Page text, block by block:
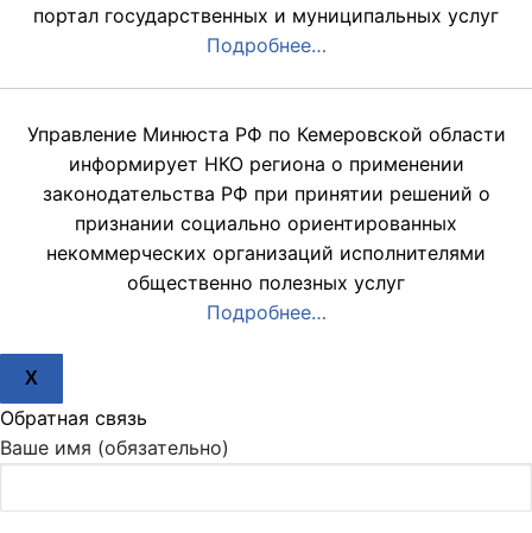
портал государственных и муниципальных услуг
Подробнее…
Управление Минюста РФ по Кемеровской области
информирует НКО региона о применении
законодательства РФ при принятии решений о
признании социально ориентированных
некоммерческих организаций исполнителями
общественно полезных услуг
Подробнее…
X
Обратная связь
Ваше имя (обязательно)